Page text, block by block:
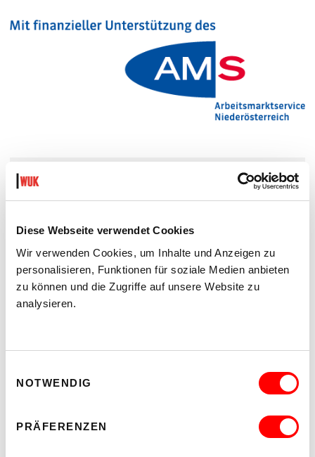
Diese Webseite verwendet Cookies
Wir verwenden Cookies, um Inhalte und Anzeigen zu
personalisieren, Funktionen für soziale Medien anbieten
zu können und die Zugriffe auf unsere Website zu
analysieren.
NOTWENDIG
PRÄFERENZEN
SO KOMMST DU ZU UNS: